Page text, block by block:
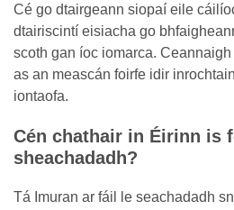
Cé go dtairgeann siopaí eile
dtairiscintí eisiacha go
scoth gan íoc iomarca.
as an meascán foirfe idir
iontaofa.
Cén chathair in Éirinn is
sheachadadh?
Tá Imuran ar fáil le seachadadh